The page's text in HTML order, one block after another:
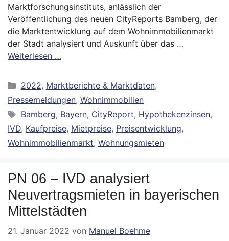
Marktforschungsinstituts, anlässlich der
Veröffentlichung des neuen CityReports Bamberg, der
die Marktentwicklung auf dem Wohnimmobilienmarkt
der Stadt analysiert und Auskunft über das …
Weiterlesen …
Kategorien
2022, Marktberichte & Marktdaten,
Pressemeldungen, Wohnimmobilien
Schlagwörter
Bamberg, Bayern, CityReport, Hypothekenzinsen,
IVD, Kaufpreise, Mietpreise, Preisentwicklung,
Wohnimmobilienmarkt, Wohnungsmieten
PN 06 – IVD analysiert
Neuvertragsmieten in bayerischen
Mittelstädten
21. Januar 2022 von Manuel Boehme